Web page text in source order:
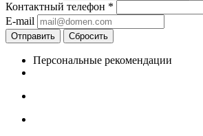
Контактный телефон *
E-mail
Отправить Сбросить
Персональные рекомендации